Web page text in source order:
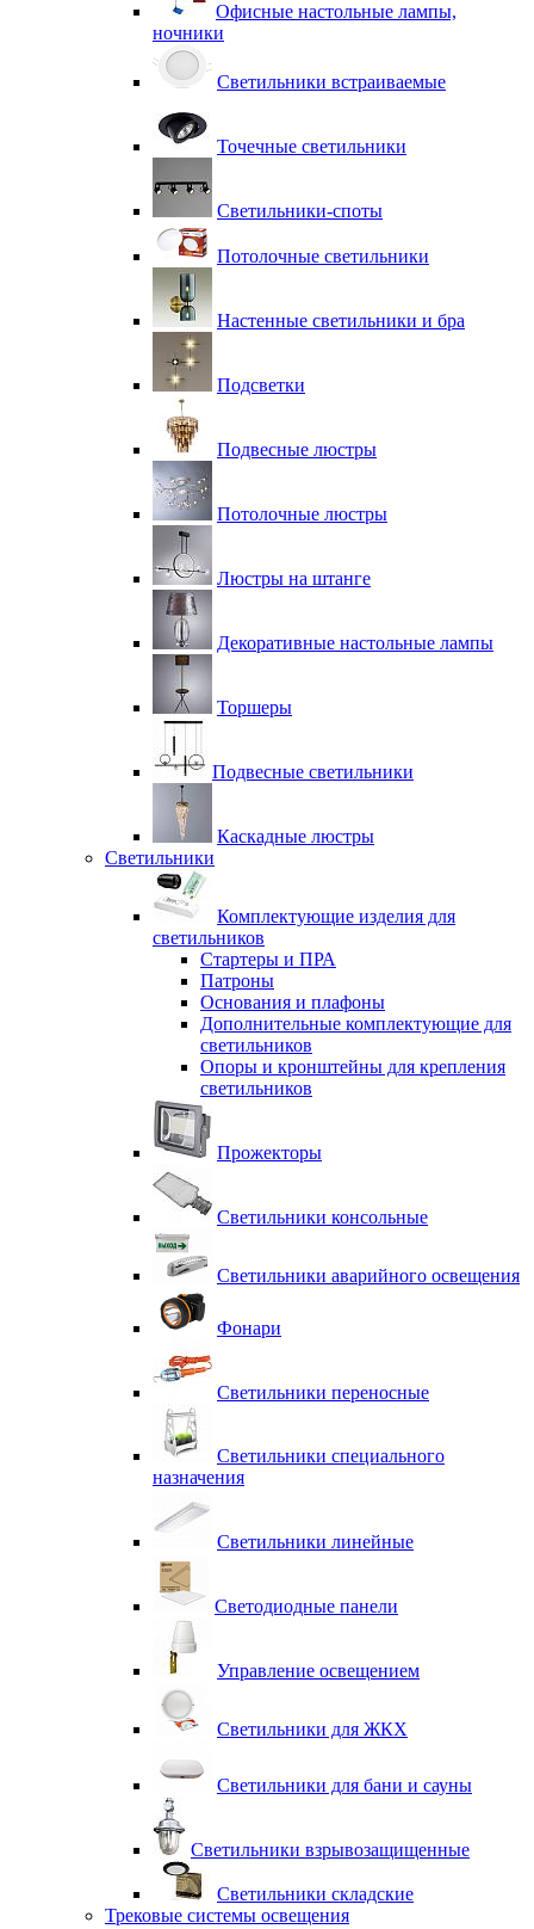
Офисные настольные лампы,
ночники
Светильники встраиваемые
Точечные светильники
Светильники-споты
Потолочные светильники
Настенные светильники и бра
Подсветки
Подвесные люстры
Потолочные люстры
Люстры на штанге
Декоративные настольные лампы
Торшеры
Подвесные светильники
Каскадные люстры
Светильники
Комплектующие изделия для
светильников
Стартеры и ПРА
Патроны
Основания и плафоны
Дополнительные комплектующие для
светильников
Опоры и кронштейны для крепления
светильников
Прожекторы
Светильники консольные
Светильники аварийного освещения
Фонари
Светильники переносные
Светильники специального
назначения
Светильники линейные
Светодиодные панели
Управление освещением
Светильники для ЖКХ
Светильники для бани и сауны
Светильники взрывозащищенные
Светильники складские
Трековые системы освещения